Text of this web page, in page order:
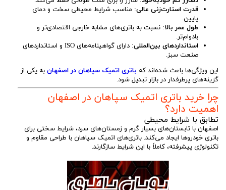
قدرت استارت‌زنی عالی: مناسب شرایط محیطی سخت و دمای
پایین.
طول عمر بالا: نسبت به باتری‌های مشابه خارجی اقتصادی‌تر و
بادوام‌تر.
استانداردهای بین‌المللی
: دارای گواهینامه‌های ISO و استانداردهای
صنعت سبز.
این ویژگی‌ها باعث شده‌اند که باتری اتمیک سپاهان در اصفهان به یکی از
گزینه‌های پرطرفدار در بازار تبدیل شود.
چرا خرید باتری اتمیک سپاهان در اصفهان
اهمیت دارد؟
تطابق با شرایط محیطی
اصفهان با تابستان‌های بسیار گرم و زمستان‌های سرد، شرایط سختی برای
باتری خودروها ایجاد می‌کند. باتری‌های اتمیک سپاهان با طراحی مقاوم و
تکنولوژی پیشرفته، کاملاً با این شرایط سازگارند.